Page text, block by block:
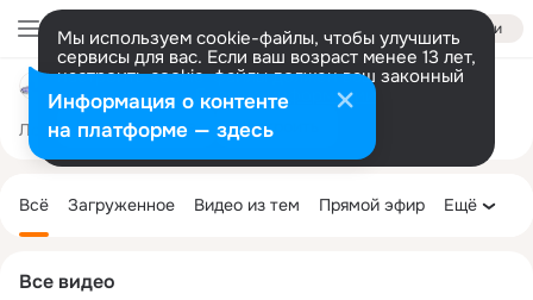
Войти
Мы используем cookie-файлы, чтобы улучшить
сервисы для вас. Если ваш возраст менее 13 лет,
настроить cookie-файлы должен ваш законный
представитель. Больше информации
Разрешить все Настроить
Лента Участники 162 Темы 1.5K
Все видео
колонка
Всё Загруженное Видео из тем Прямой эфир Ещё
Информация о контенте
на платформе — здесь